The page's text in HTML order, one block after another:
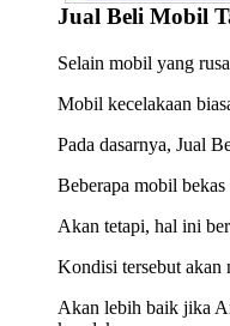
Jual Beli Mobil
Selain mobil yang
Mobil kecelakaan
Pada dasarnya, Jual
Beberapa mobil
Akan tetapi, hal ini
Kondisi tersebut akan
Akan lebih baik jika